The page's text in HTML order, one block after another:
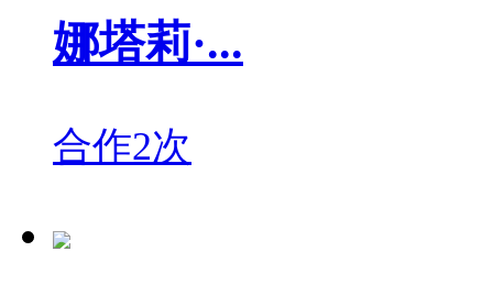
娜塔莉·...
合作2次